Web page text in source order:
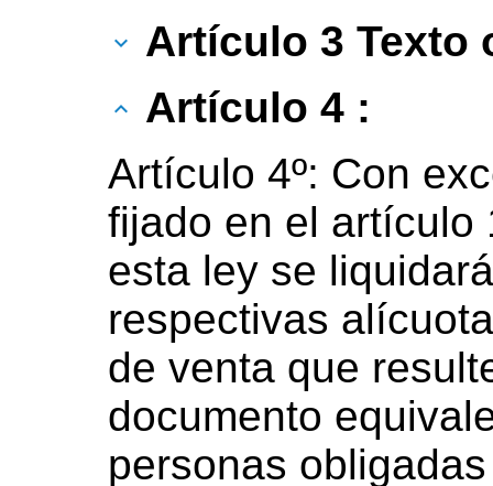
Artículo 3 Texto
Artículo 4 :
Artículo 4º: Con
fijado en el artículo
esta ley se
respectivas
de venta que
documento
personas